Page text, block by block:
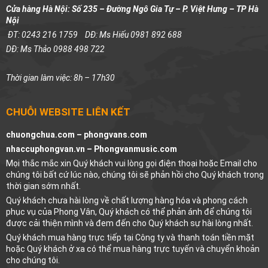
Cửa hàng Hà Nội: Số 235 – Đường Ngô Gia Tự – P. Việt Hưng – TP Hà
Nội
ĐT: 0243 216 1759 DĐ: Ms Hiếu 0981 892 688
DĐ: Ms Thảo 0988 498 722
Thời gian làm việc: 8h – 17h30
CHUỖI WEBSITE LIÊN KẾT
chuongchua.com – phongvans.com
nhaccuphongvan.vn – Phongvanmusic.com
Mọi thắc mắc xin Quý khách vui lòng gọi điện thoại hoặc Email cho
chúng tôi bất cứ lúc nào, chúng tôi sẽ phản hồi cho Quý khách trong
thời gian sớm nhất.
Quý khách chưa hài lòng về chất lượng hàng hóa và phong cách
phục vụ của Phong Vân, Quý khách có thể phản ánh để chúng tôi
được cải thiện mình và đem đến cho Quý khách sự hài lòng nhất.
Quý khách mua hàng trực tiếp tại Công ty và thanh toán tiền mặt
hoặc Quý khách ở xa có thể mua hàng trực tuyến và chuyển khoản
cho chúng tôi.